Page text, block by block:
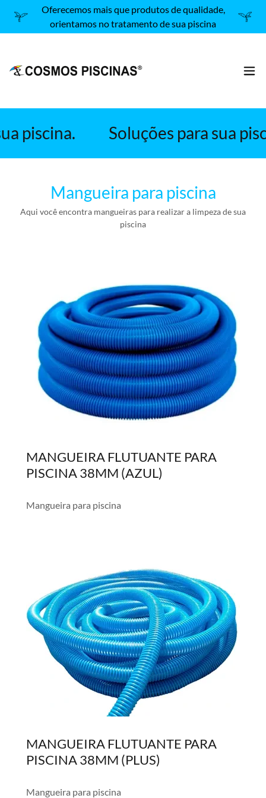
Oferecemos mais que produtos de qualidade,
orientamos no tratamento de sua piscina
piscina. Soluções para sua
Mangueira para piscina
Aqui você encontra mangueiras para realizar a limpeza de sua
piscina
MANGUEIRA FLUTUANTE PARA
PISCINA 38MM (AZUL)
Mangueira para piscina
MANGUEIRA FLUTUANTE PARA
PISCINA 38MM (PLUS)
Mangueira para piscina